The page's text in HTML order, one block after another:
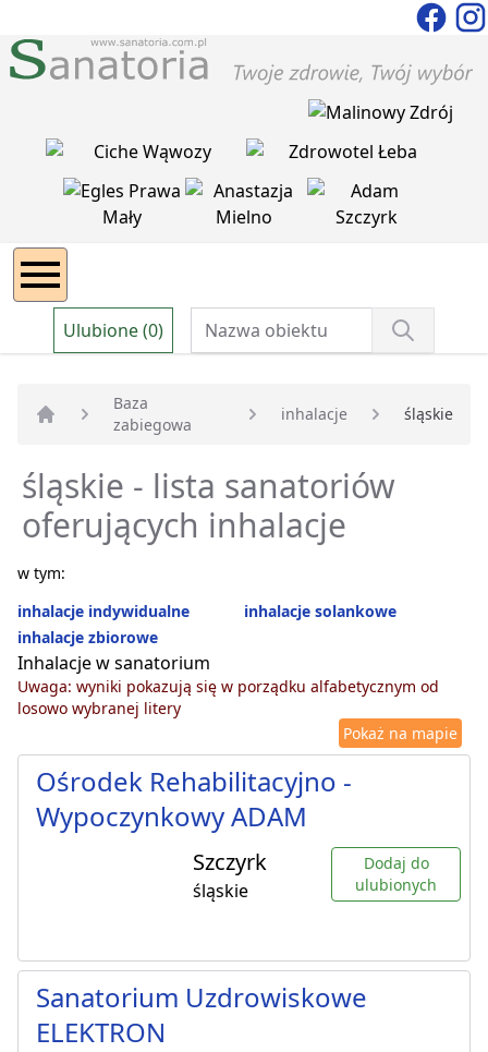
Ulubione (0)
Strona główna
Baza
zabiegowa
inhalacje śląskie
śląskie - lista sanatoriów
oferujących inhalacje
w tym:
inhalacje indywidualne
inhalacje solankowe
inhalacje zbiorowe
Inhalacje w sanatorium
Uwaga: wyniki pokazują się w porządku alfabetycznym od
losowo wybranej litery
Pokaż na mapie
Ośrodek Rehabilitacyjno -
Wypoczynkowy ADAM
Szczyrk
śląskie
Dodaj do
ulubionych
Sanatorium Uzdrowiskowe
ELEKTRON